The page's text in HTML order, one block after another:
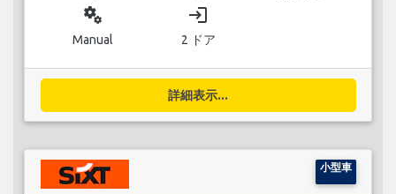
miscellaneous_services
Manual
login
2 ドア
詳細表示...
小型車